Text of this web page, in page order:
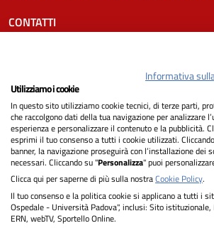
CONTATTI
Pec: protocollo.aopd@pecveneto.it
SEGUICI SU
Privacy
Dichiarazione di Accessibilità
Informativa
Utilizziamo i cookie
In questo sito utilizziamo cookie tecnici, di terze parti,
che raccolgono dati della tua navigazione per analizzare
esperienza e personalizzare il contenuto e la pubblicità.
esprimi il tuo consenso a tutti i cookie utilizzati.
banner, la navigazione proseguirà con l’installazione dei
necessari. Cliccando su "Personalizza" puoi
Clicca qui per saperne di più sulla nostraCookie Policy.
Il tuo consenso e la politica cookie si applicano a tutti i
Ospedale - Università Padova", inclusi: Sito istituzionale,
ERN, webTV, Sportello Online.